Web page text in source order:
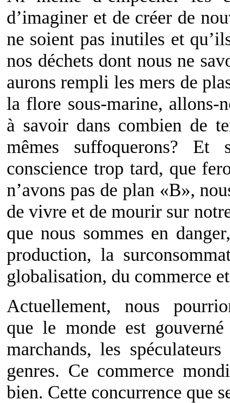
d’imaginer et de créer de
ne soient pas inutiles et
nos déchets dont nous ne
aurons rempli les mers de
la flore sous-marine, allons-
à savoir dans combien de
mêmes suffoquerons? Et
conscience trop tard, que
n’avons pas de plan «B»,
de vivre et de mourir sur
que nous sommes en
production, la
globalisation, du commerce
Actuellement, nous
que le monde est
marchands, les
genres. Ce commerce
bien. Cette concurrence que